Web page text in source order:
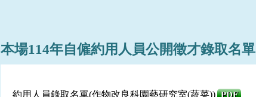
本場114年自僱約用人員公開徵才錄取名單
約用人員錄取名單(作物改良科園藝研究室(蔬菜)) PDF